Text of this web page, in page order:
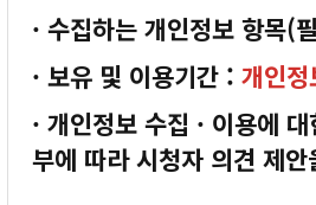
· 수집하는 개인정보 항목(
· 보유 및 이용기간 :개인
· 개인정보 수집 · 이용에
부에 따라 시청자 의견 제